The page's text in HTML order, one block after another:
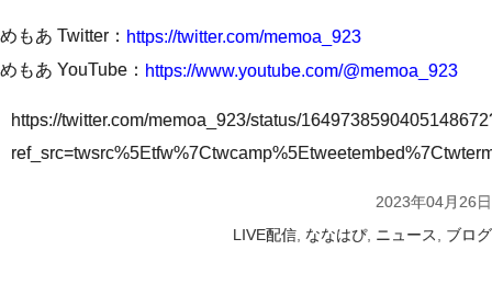
めもあ Twitter： https://twitter.com/memoa_923
めもあ YouTube： https://www.youtube.com/@memoa_923
https://twitter.com/memoa_923/status/
2023年04月26日
LIVE配信 ななはぴ, ニュース ブログ